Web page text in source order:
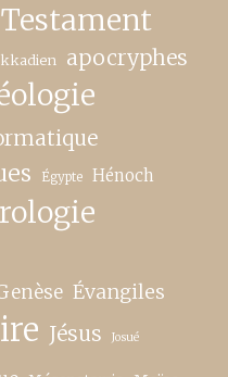
apocryphes
Égypte Hénoch
Évangiles
Jésus Josué